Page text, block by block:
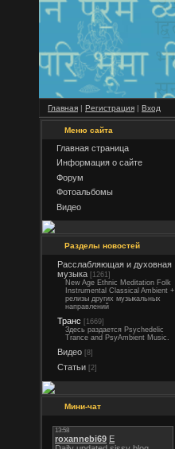
Главная | Регистрация | Вход
Меню сайта
Главная страница
Информация о сайте
Форум
Фотоальбомы
Видео
Разделы новостей
Расслабляющая и духовная
музыка [1261]
New Age Ethnic Meditation Folk
Instrumental Classical Ambient +
релизы других музыкальных
направлений
Транс [1669]
Здесь раздается Psychedelic
Trance and PsyAmbient Music.
Видео [8]
Статьи [2]
Мини-чат